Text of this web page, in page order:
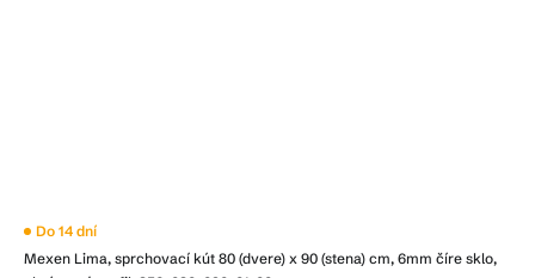
Mexen Lima, sprchovací kút 80 (dvere) x 90 (stena) cm, 6mm číre sklo,
Priemerné
produktu
Do 14 dní